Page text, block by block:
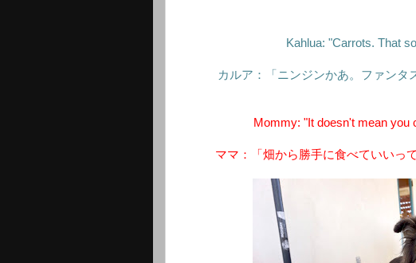
Kahlua: "Carrots. That
カルア：「ニンジンかあ。ファンタ
Mommy: "It doesn't mean you
ママ：「畑から勝手に食べていいっ